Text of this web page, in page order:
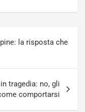
la risposta che
tragedia: no, gli
comportarsi